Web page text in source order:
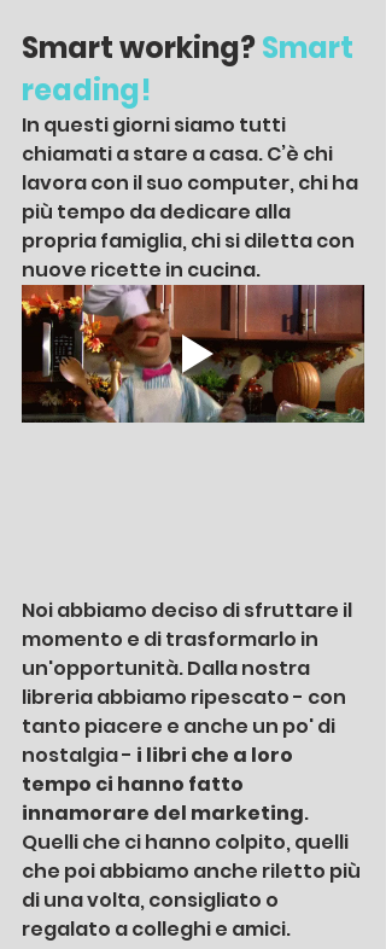
Smart working? Smart
reading!
In questi giorni siamo tutti
chiamati a stare a casa. C’è chi
lavora con il suo computer, chi ha
più tempo da dedicare alla
propria famiglia, chi si diletta con
nuove ricette in cucina.
Noi abbiamo deciso di sfruttare il
momento e di trasformarlo in
un'opportunità. Dalla nostra
libreria abbiamo ripescato - con
tanto piacere e anche un po' di
nostalgia - i libri che a loro
tempo ci hanno fatto
innamorare del marketing.
Quelli che ci hanno colpito, quelli
che poi abbiamo anche riletto più
di una volta, consigliato o
regalato a colleghi e amici.